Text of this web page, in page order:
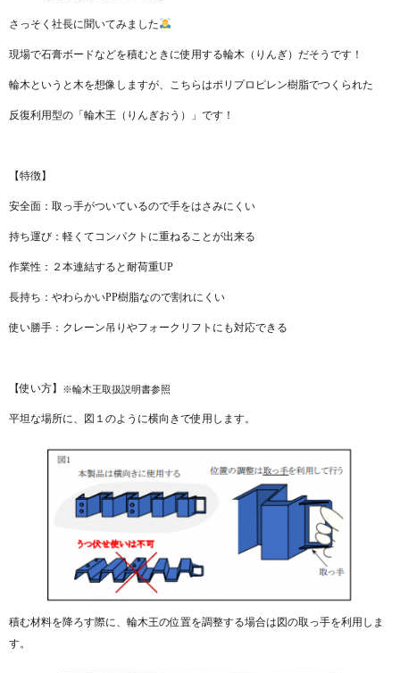
さっそく社長に聞いてみました
現場で石膏ボードなどを積むときに使用する輪木（りんぎ）だそうです！
輪木というと木を想像しますが、こちらはポリプロピレン樹脂でつくられた
反復利用型の「輪木王（りんぎおう）」です！
【特徴】
安全面：取っ手がついているので手をはさみにくい
持ち運び：軽くてコンパクトに重ねることが出来る
作業性：２本連結すると耐荷重UP
長持ち：やわらかいPP樹脂なので割れにくい
使い勝手：クレーン吊りやフォークリフトにも対応できる
【使い方】 ※輪木王取扱説明書参照
平坦な場所に、図１のように横向きで使用します。
積む材料を降ろす際に、輪木王の位置を調整する場合は図の取っ手を利用しま
す。